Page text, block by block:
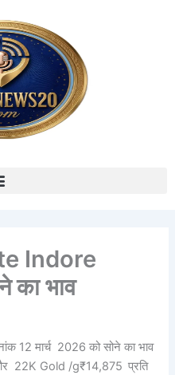
Indore
भाव
12 मार्च 2026 को सोने का भाव
22K Gold /g₹14,875 प्रति